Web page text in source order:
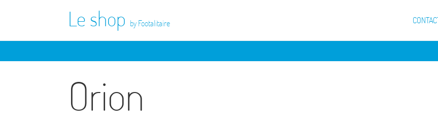
Le shop by Footalitaire
Orion